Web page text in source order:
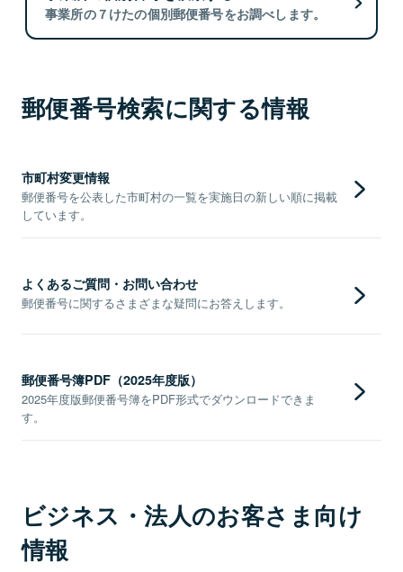
事業所の７けたの個別郵便番号をお調べします。
郵便番号検索に関する情報
市町村変更情報
郵便番号を公表した市町村の一覧を実施日の新しい順に掲載
しています。
よくあるご質問・お問い合わせ
郵便番号に関するさまざまな疑問にお答えします。
郵便番号簿PDF（2025年度版）
2025年度版郵便番号簿をPDF形式でダウンロードできま
す。
ビジネス・法人のお客さま向け
情報